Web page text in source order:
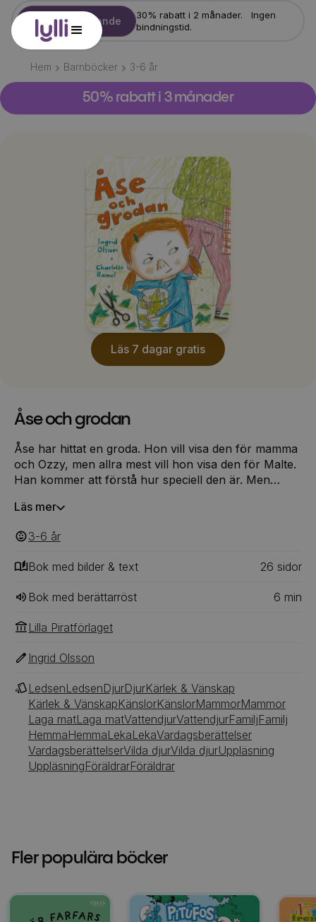
Starta erbjudande
30% rabatt i 2 månader. Ingen
bindningstid.
Hem Barnböcker 3-6 år
50% rabatt i 3 månader
Läs 7 dagar gratis
Åse och grodan
Åse har hittat en groda. Hon vill visa den för mamma
och Ozzy, men allra mest vill hon visa den för Malte.
Han kommer att förstå hur speciell den är. Men
grodan sen. Sen. Ett ord man vill sparka på! Hoppa,
Läs mer
3-6 ‎‎ år
Bok med bilder & text 26 ‎‎ sidor
Bok med berättarröst 6 min
Lilla Piratförlaget
Ingrid Olsson
LedsenLedsenDjurDjurKärlek & Vänskap
Kärlek & VänskapKänslorKänslorMammorMammor
Laga matLaga matVattendjurVattendjurFamiljFamilj
HemmaHemmaLekaLekaVardagsberättelser
VardagsberättelserVilda djurVilda djurUppläsning
UppläsningFöräldrarFöräldrar
Fler populära böcker